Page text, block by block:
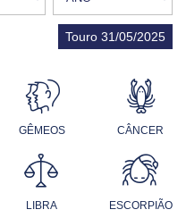
Touro 31/05/2025
GÊMEOS CÂNCER
LIBRA ESCORPIÃO